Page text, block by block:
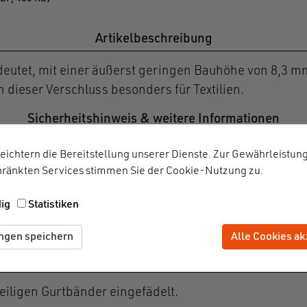
Artikelbeschreibung
mit einer äußerst geringen Bauhöhe von 8,3
Verschluss besonders für Textilien.
Sicherheitshinweis & weitere Informationen
geeignet.
der HOOK Produktfamilie und eignet sich
Bekleidung und anderen Textilien.
Gurtbänder eingefädelt.
die Bereitstellung unserer Dienste. Zur
Services stimmen Sie der Cookie-Nutzung zu.
Statistiken
speichern Alle Cookies
Zustimmung